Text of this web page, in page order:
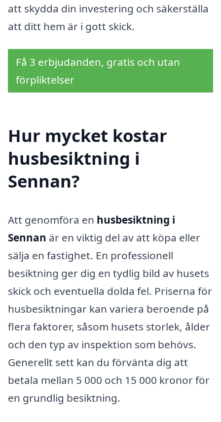
att skydda din investering och säkerställa
att ditt hem är i gott skick.
Få 3 erbjudanden, gratis och utan
förpliktelser
Hur mycket kostar
husbesiktning i
Sennan?
Att genomföra en husbesiktning i
Sennan är en viktig del av att köpa eller
sälja en fastighet. En professionell
besiktning ger dig en tydlig bild av husets
skick och eventuella dolda fel. Priserna för
husbesiktningar kan variera beroende på
flera faktorer, såsom husets storlek, ålder
och den typ av inspektion som behövs.
Generellt sett kan du förvänta dig att
betala mellan 5 000 och 15 000 kronor för
en grundlig besiktning.